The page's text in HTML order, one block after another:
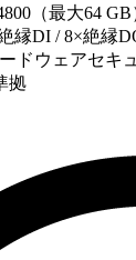
（最大64 GB
縁DI / 8×絶縁
ドウェアセキ
拠